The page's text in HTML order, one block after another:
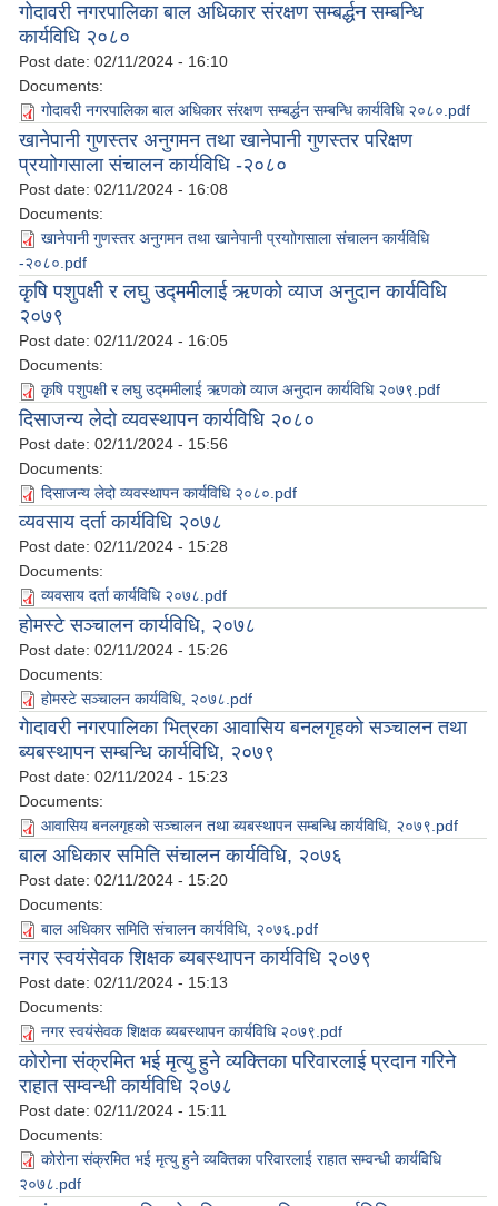
गोदावरी नगरपालिका बाल अधिकार संरक्षण सम्बर्द्धन सम्बन्धि
कार्यविधि २०८०
Post date: 02/11/2024 - 16:10
Documents:
गोदावरी नगरपालिका बाल अधिकार संरक्षण सम्बर्द्धन सम्बन्धि कार्यविधि २०८०.pdf
खानेपानी गुणस्तर अनुगमन तथा खानेपानी गुणस्तर परिक्षण
प्रयाोगसाला संचालन कार्यविधि -२०८०
Post date: 02/11/2024 - 16:08
Documents:
खानेपानी गुणस्तर अनुगमन तथा खानेपानी प्रयाोगसाला संचालन कार्यविधि
-२०८०.pdf
कृषि पशुपक्षी र लघु उद्ममीलाई ऋणको व्याज अनुदान कार्यविधि
२०७९
Post date: 02/11/2024 - 16:05
Documents:
कृषि पशुपक्षी र लघु उद्ममीलाई ऋणको व्याज अनुदान कार्यविधि २०७९.pdf
दिसाजन्य लेदो व्यवस्थापन कार्यविधि २०८०
Post date: 02/11/2024 - 15:56
Documents:
दिसाजन्य लेदो व्यवस्थापन कार्यविधि २०८०.pdf
व्यवसाय दर्ता कार्यविधि २०७८
Post date: 02/11/2024 - 15:28
Documents:
व्यवसाय दर्ता कार्यविधि २०७८.pdf
होमस्टे सञ्चालन कार्यविधि, २०७८
Post date: 02/11/2024 - 15:26
Documents:
होमस्टे सञ्चालन कार्यविधि, २०७८.pdf
गेादावरी नगरपालिका भित्रका आवासिय बनलगृहको सञ्चालन तथा
ब्यबस्थापन सम्बन्धि कार्यविधि, २०७९
Post date: 02/11/2024 - 15:23
Documents:
आवासिय बनलगृहको सञ्चालन तथा ब्यबस्थापन सम्बन्धि कार्यविधि, २०७९.pdf
बाल अधिकार समिति संचालन कार्यविधि, २०७६
Post date: 02/11/2024 - 15:20
Documents:
बाल अधिकार समिति संचालन कार्यविधि, २०७६.pdf
नगर स्वयंसेवक शिक्षक ब्यबस्थापन कार्यविधि २०७९
Post date: 02/11/2024 - 15:13
Documents:
नगर स्वयंसेवक शिक्षक ब्यबस्थापन कार्यविधि २०७९.pdf
कोरोना संक्रमित भई मृत्यु हुने व्यक्तिका परिवारलाई प्रदान गरिने
राहात सम्वन्धी कार्यविधि २०७८
Post date: 02/11/2024 - 15:11
Documents:
कोरोना संक्रमित भई मृत्यु हुने व्यक्तिका परिवारलाई राहात सम्वन्धी कार्यविधि
२०७८.pdf